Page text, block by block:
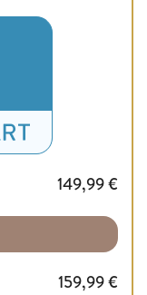
149,99€
159,99€